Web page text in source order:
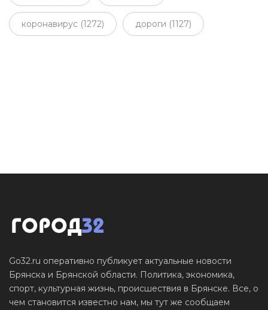
коронавирус (1272) дороги (1127)
Go32.ru оперативно публикует актуальные новости
Брянска и Брянской области. Политика, экономика,
спорт, культурная жизнь, происшествия в Брянске. Все, о
чем становится известно нам, мы тут же сообщаем